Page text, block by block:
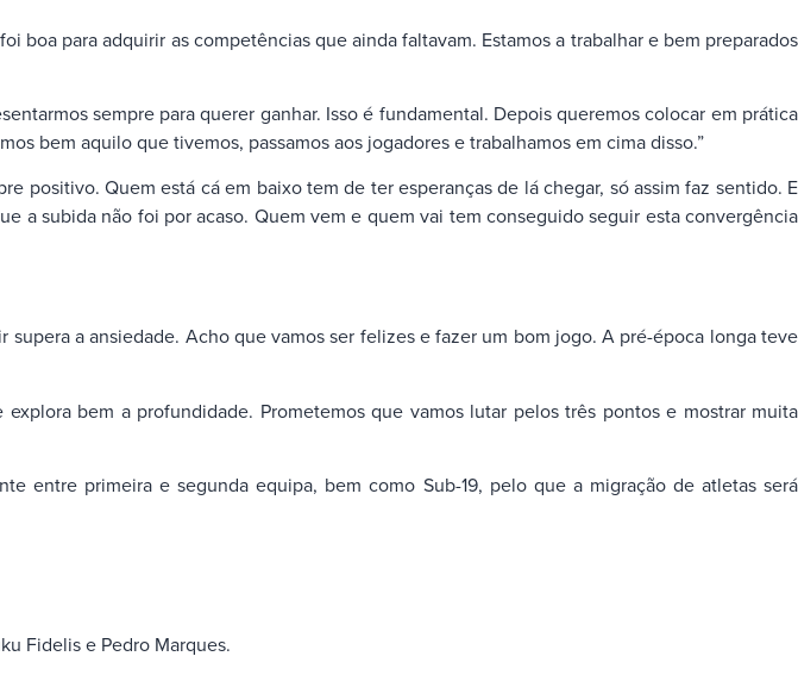
boa para adquirir as competências que ainda faltavam. Estamos a trabalhar e bem preparados
sempre para querer ganhar. Isso é fundamental. Depois queremos colocar em prática
bem aquilo que tivemos, passamos aos jogadores e trabalhamos em cima disso.”
positivo. Quem está cá em baixo tem de ter esperanças de lá chegar, só assim faz sentido. E
a subida não foi por acaso. Quem vem e quem vai tem conseguido seguir esta convergência
supera a ansiedade. Acho que vamos ser felizes e fazer um bom jogo. A pré-época longa teve
bem a profundidade. Prometemos que vamos lutar pelos três pontos e mostrar muita
entre primeira e segunda equipa, bem como Sub-19, pelo que a migração de atletas será
Fidelis e Pedro Marques.